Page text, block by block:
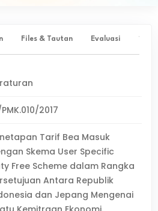
Files & Tautan Evaluasi ✨
2017
Tarif Bea Masuk
Skema User Specific
Free Scheme dalam Rangka
Antara Republik
dan Jepang Mengenai